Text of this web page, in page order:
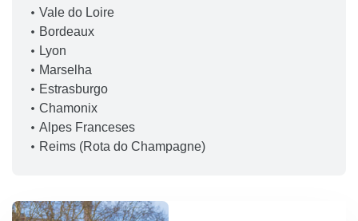
Vale do Loire
Bordeaux
Lyon
Marselha
Estrasburgo
Chamonix
Alpes Franceses
Reims (Rota do Champagne)